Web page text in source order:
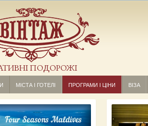
ПОДОРОЖІ
МІСТА І ГОТЕЛІ ПРОГРАМИ І ЦІНИ ВІЗА